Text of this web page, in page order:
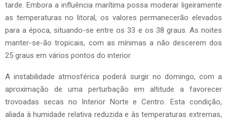
tarde. Embora a influência marítima possa moderar ligeiramente
as temperaturas no litoral, os valores permanecerão elevados
para a época, situando-se entre os 33 e os 38 graus. As noites
manter-se-ão tropicais, com as mínimas a não descerem dos
25 graus em vários pontos do interior.
A instabilidade atmosférica poderá surgir no domingo, com a
aproximação de uma perturbação em altitude a favorecer
trovoadas secas no Interior Norte e Centro. Esta condição,
aliada à humidade relativa reduzida e às temperaturas extremas,